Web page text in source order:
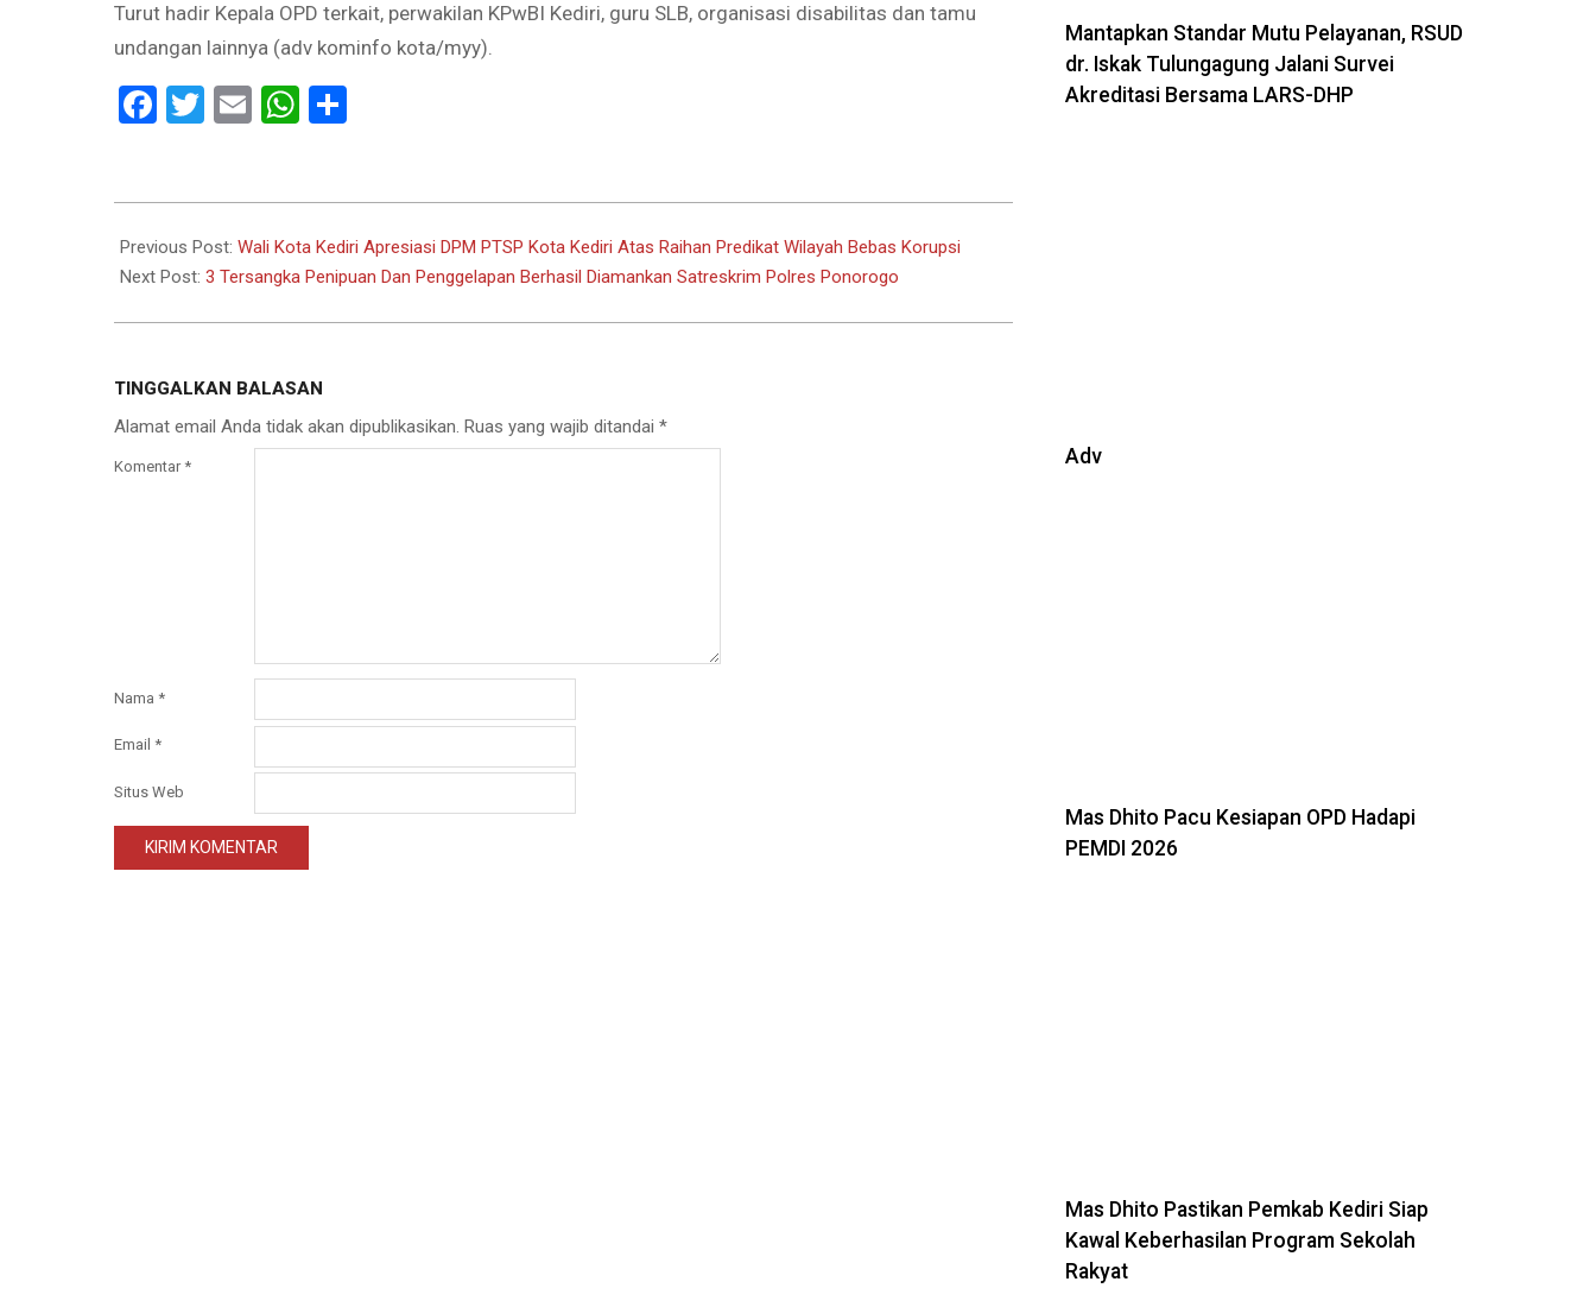
Turut hadir Kepala OPD terkait, perwakilan KPwBI Kediri, guru SLB, organisasi disabilitas dan tamu
undangan lainnya (adv kominfo kota/myy).
Facebook
Twitter
EmailWhatsApp
12-
07
Previous Post:Wali Kota Kediri Apresiasi DPM PTSP Kota Kediri Atas Raihan Predikat Wilayah Bebas Korupsi
Next Post:3 Tersangka Penipuan Dan Penggelapan Berhasil Diamankan Satreskrim Polres Ponorogo
TINGGALKAN BALASAN
Alamat email Anda tidak akan dipublikasikan. Ruas yang wajib ditandai*
Komentar *
Nama *
Email *
Situs Web
Mantapkan Standar Mutu Pelayanan, RSUD
dr. Iskak Tulungagung Jalani Survei
Akreditasi Bersama LARS-DHP
Adv
Mas Dhito Pacu Kesiapan OPD Hadapi
PEMDI 2026
Mas Dhito Pastikan Pemkab Kediri Siap
Kawal Keberhasilan Program Sekolah
Rakyat